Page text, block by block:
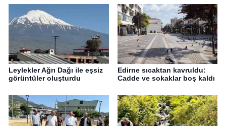
Leylekler Ağrı Dağı ile eşsiz
görüntüler oluşturdu
Edirne sıcaktan kavruldu:
Cadde ve sokaklar boş kaldı